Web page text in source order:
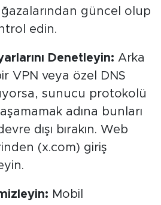
güncel olup
edin.
Denetleyin: Arka
VPN veya özel DNS
sunucu protokolü
adına bunları
dışı bırakın. Web
(x.com) giriş
Mobil